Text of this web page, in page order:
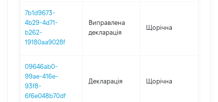
7b1d9673-
4b29-4d71-
b262-
19180aa9028f
Виправлена
декларація
Щорічна
09646ab0-
99ae-416e-
93f8-
6f6e048b70df
Декларація Щорічна